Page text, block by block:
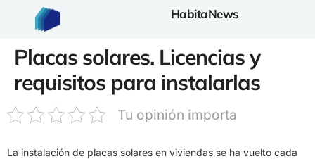
HabitaNews
Placas solares. Licencias y
requisitos para instalarlas
Tu opinión importa
La instalación de placas solares en viviendas se ha vuelto cada